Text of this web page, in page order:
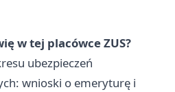
w tej placówce ZUS?
ubezpieczeń
wnioski o emeryturę i